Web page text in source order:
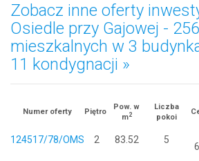
Zobacz inne oferty
Osiedle przy Gajowej -
mieszkalnych w 3
11 kondygnacji »
Numer oferty Piętro
Pow. w
m2
Liczba
pokoi
124517/78/OMS 2 83.52 5